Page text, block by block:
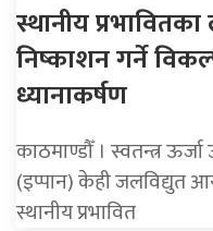
स्थानीय
निष्काशन गर्ने
ध्यानाकर्षण
काठमाण्डौँ । स्वतन्त्र
(इप्पान) केही जलविद्युत
स्थानीय प्रभावित